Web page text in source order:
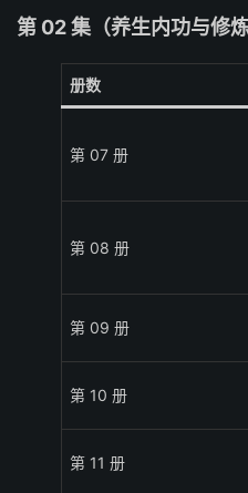
第 02 集（养生内功与修
册数
第 07 册
第 08 册
第 09 册
第 10 册
第 11 册